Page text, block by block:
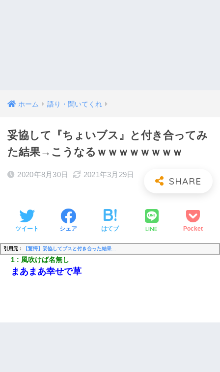
ホーム 語り・聞いてくれ
妥協して『ちょいブス』と付き合ってみ
た結果→こうなるｗｗｗｗｗｗｗｗ
2020年8月30日 2021年3月29日
ツイート シェア はてブ LINE Pocket
引用元： 【驚愕】妥協してブスと付き合った結果…
1 風吹けば名無し
まあまあ幸せで草